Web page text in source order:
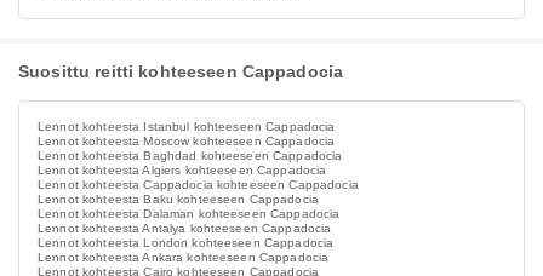
Suosittu reitti kohteeseen Cappadocia
Lennot kohteesta Istanbul kohteeseen Cappadocia
Lennot kohteesta Moscow kohteeseen Cappadocia
Lennot kohteesta Baghdad kohteeseen Cappadocia
Lennot kohteesta Algiers kohteeseen Cappadocia
Lennot kohteesta Cappadocia kohteeseen Cappadocia
Lennot kohteesta Baku kohteeseen Cappadocia
Lennot kohteesta Dalaman kohteeseen Cappadocia
Lennot kohteesta Antalya kohteeseen Cappadocia
Lennot kohteesta London kohteeseen Cappadocia
Lennot kohteesta Ankara kohteeseen Cappadocia
Lennot kohteesta Cairo kohteeseen Cappadocia